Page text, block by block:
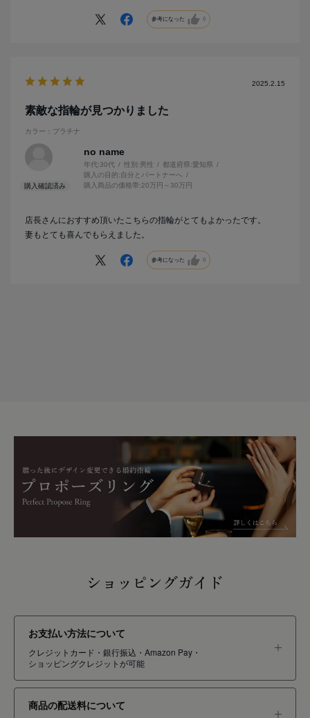
参考になった 0
2025.2.15
素敵な指輪が見つかりました
カラー：プラチナ
no name
年代:30代 性別:男性 都道府県:愛知県
購入の目的:自分とパートナーへ
購入商品の価格帯:20万円～30万円
店長さんにおすすめ頂いたこちらの指輪がとてもよかったです。
妻もとても喜んでもらえました。
参考になった 0
ショッピングガイド
お支払い方法について
クレジットカード・銀行振込・Amazon Pay・
ショッピングクレジットが可能
商品の配送料について